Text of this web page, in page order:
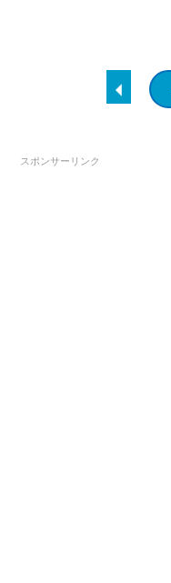
スポンサーリンク